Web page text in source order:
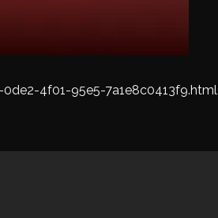
4f01-95e5-7a1e8c0413f9.html